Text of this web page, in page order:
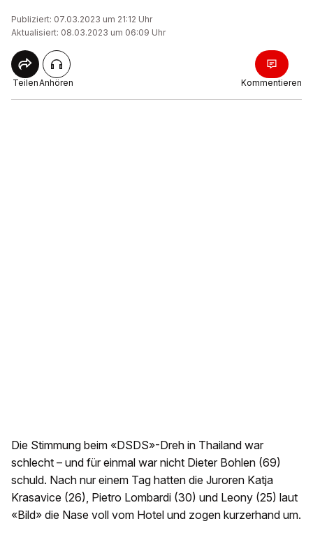
Publiziert: 07.03.2023 um 21:12 Uhr
Aktualisiert: 08.03.2023 um 06:09 Uhr
TeilenAnhören Kommentieren
Die Stimmung beim «DSDS»-Dreh in Thailand war
schlecht – und für einmal war nicht Dieter Bohlen (69)
schuld. Nach nur einem Tag hatten die Juroren Katja
Krasavice (26), Pietro Lombardi (30) und Leony (25) laut
«Bild» die Nase voll vom Hotel und zogen kurzerhand um.